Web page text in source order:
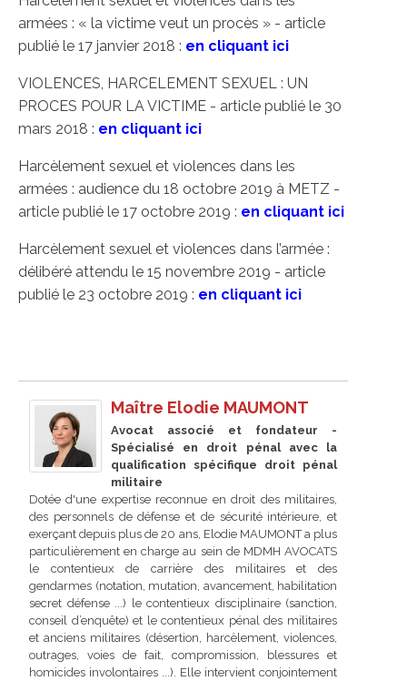
armées : « la victime veut un procès » - article
publié le 17 janvier 2018 : en cliquant ici
VIOLENCES, HARCELEMENT SEXUEL : UN
PROCES POUR LA VICTIME - article publié le 30
mars 2018 : en cliquant ici
Harcèlement sexuel et violences dans les
armées : audience du 18 octobre 2019 à METZ -
article publié le 17 octobre 2019 : en cliquant ici
Harcèlement sexuel et violences dans l’armée :
délibéré attendu le 15 novembre 2019 - article
publié le 23 octobre 2019 : en cliquant ici
Maître Elodie MAUMONT
Avocat associé et fondateur -
Spécialisé en droit pénal avec la
qualification spécifique droit pénal
militaire
Dotée d'une expertise reconnue en droit des militaires,
des personnels de défense et de sécurité intérieure, et
exerçant depuis plus de 20 ans, Elodie MAUMONT a plus
particulièrement en charge au sein de MDMH AVOCATS
le contentieux de carrière des militaires et des
gendarmes (notation, mutation, avancement, habilitation
secret défense ...) le contentieux disciplinaire (sanction,
conseil d’enquête) et le contentieux pénal des militaires
et anciens militaires (désertion, harcèlement, violences,
outrages, voies de fait, compromission, blessures et
homicides involontaires ...). Elle intervient conjointement